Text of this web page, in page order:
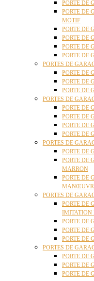
PORTE DE
PORTE DE
MOTIF
PORTE DE
PORTE DE
PORTE DE
PORTE DE
PORTES DE
PORTE DE
PORTE DE
PORTE DE
PORTES DE
PORTE DE
PORTE DE
PORTE DE
PORTE DE
PORTES DE
PORTE DE
PORTE DE
MARRON
PORTE DE
PORTES DE
PORTE DE
IMITATION
PORTE DE
PORTE DE
PORTE DE
PORTES DE
PORTE DE
PORTE DE
PORTE DE